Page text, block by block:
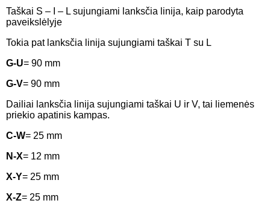
Taškai S – I – L sujungiami lanksčia linija, kaip parodyta
paveikslėlyje
Tokia pat lanksčia linija sujungiami taškai T su L
G-U= 90 mm
G-V= 90 mm
Dailiai lanksčia linija sujungiami taškai U ir V, tai liemenės
priekio apatinis kampas.
C-W= 25 mm
N-X= 12 mm
X-Y= 25 mm
X-Z= 25 mm